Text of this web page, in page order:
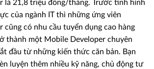
là 21,8 triệu đồng/tháng. Trước tình hình
của ngành IT thì những ứng viên
cũng có nhu cầu tuyển dụng cao hàng
thành một Mobile Developer chuyên
đầu từ những kiến thức căn bản. Bạn
luyện thêm nhiều kỹ năng, chủ động tư